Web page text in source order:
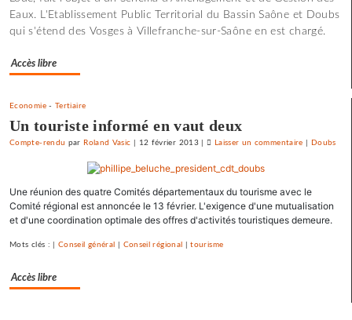
emprunts
toxiques
Eaux. L'Etablissement Public Territorial du Bassin Saône et Doubs
qui s'étend des Vosges à Villefranche-sur-Saône en est chargé.
Accès libre
Economie- Tertiaire
Un touriste informé en vaut deux
Compte-rendu par Roland Vasic 12 février 2013| Laisser un commentaire on
débarrasse
de
ses
Doubs
Une réunion des quatre Comités départementaux du tourisme avec le
Comité régional est annoncée le 13 février. L'exigence d'une mutualisation
et d'une coordination optimale des offres d'activités touristiques demeure.
Mots clés : |Conseil général Conseil régional |tourisme
Accès libre